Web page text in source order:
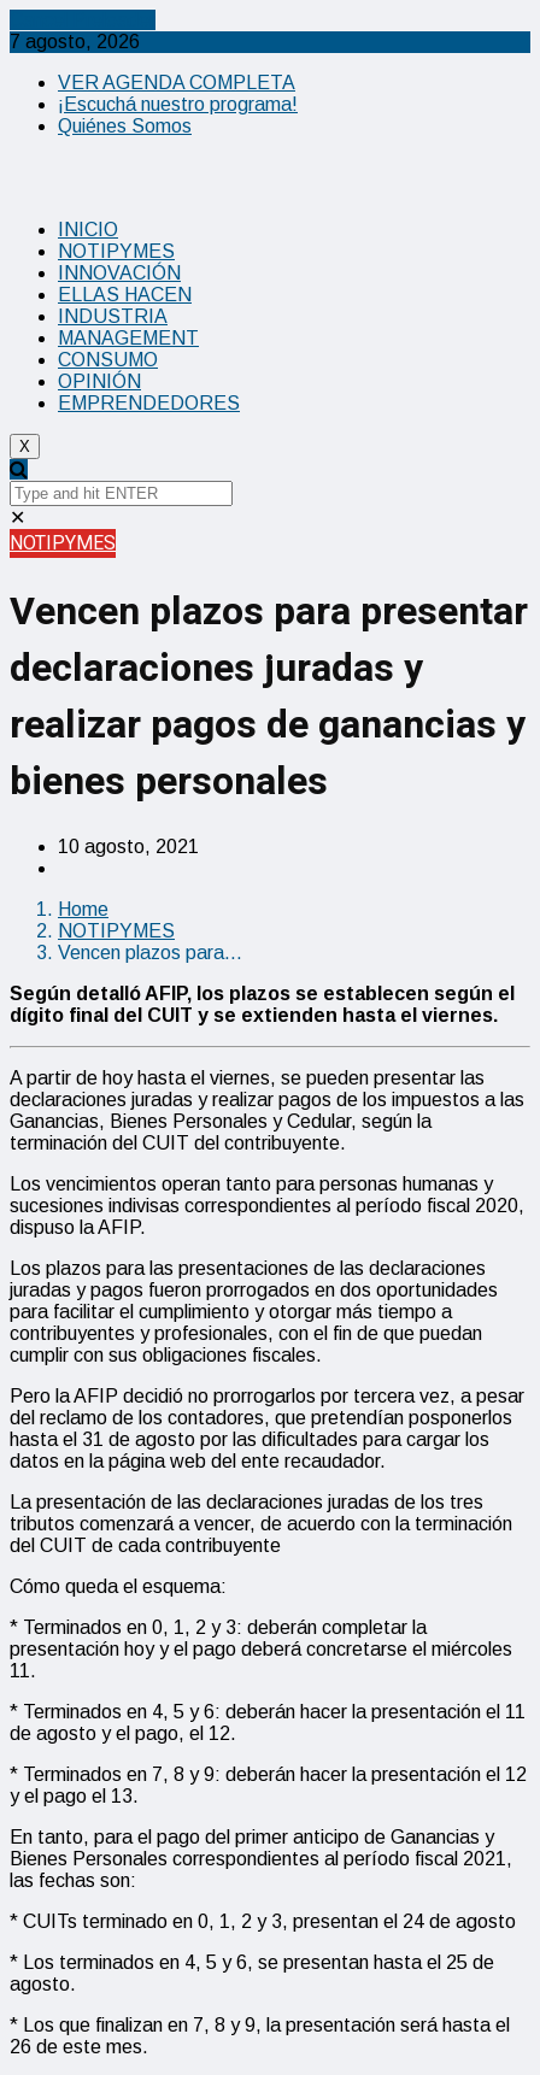
7 agosto, 2026
VER AGENDA COMPLETA
¡Escuchá nuestro programa!
Quiénes Somos
INICIO
NOTIPYMES
INNOVACIÓN
ELLAS HACEN
INDUSTRIA
MANAGEMENT
CONSUMO
OPINIÓN
EMPRENDEDORES
X
✕
NOTIPYMES
Vencen plazos para presentar
declaraciones juradas y
realizar pagos de ganancias y
bienes personales
10 agosto, 2021
Home
NOTIPYMES
Vencen plazos para…
Según detalló AFIP, los plazos se establecen según el
dígito final del CUIT y se extienden hasta el viernes.
A partir de hoy hasta el viernes, se pueden presentar las
declaraciones juradas y realizar pagos de los impuestos a las
Ganancias, Bienes Personales y Cedular, según la
terminación del CUIT del contribuyente.
Los vencimientos operan tanto para personas humanas y
sucesiones indivisas correspondientes al período fiscal 2020,
dispuso la AFIP.
Los plazos para las presentaciones de las declaraciones
juradas y pagos fueron prorrogados en dos oportunidades
para facilitar el cumplimiento y otorgar más tiempo a
contribuyentes y profesionales, con el fin de que puedan
cumplir con sus obligaciones fiscales.
Pero la AFIP decidió no prorrogarlos por tercera vez, a pesar
del reclamo de los contadores, que pretendían posponerlos
hasta el 31 de agosto por las dificultades para cargar los
datos en la página web del ente recaudador.
La presentación de las declaraciones juradas de los tres
tributos comenzará a vencer, de acuerdo con la terminación
del CUIT de cada contribuyente
Cómo queda el esquema:
* Terminados en 0, 1, 2 y 3: deberán completar la
presentación hoy y el pago deberá concretarse el miércoles
11.
* Terminados en 4, 5 y 6: deberán hacer la presentación el 11
de agosto y el pago, el 12.
* Terminados en 7, 8 y 9: deberán hacer la presentación el 12
y el pago el 13.
En tanto, para el pago del primer anticipo de Ganancias y
Bienes Personales correspondientes al período fiscal 2021,
las fechas son:
* CUITs terminado en 0, 1, 2 y 3, presentan el 24 de agosto
* Los terminados en 4, 5 y 6, se presentan hasta el 25 de
agosto.
* Los que finalizan en 7, 8 y 9, la presentación será hasta el
26 de este mes.